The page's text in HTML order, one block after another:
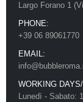
Largo Forano 1
PHONE:
+39 06 89061770
EMAIL:
WORKING
Lunedì - Sabato: